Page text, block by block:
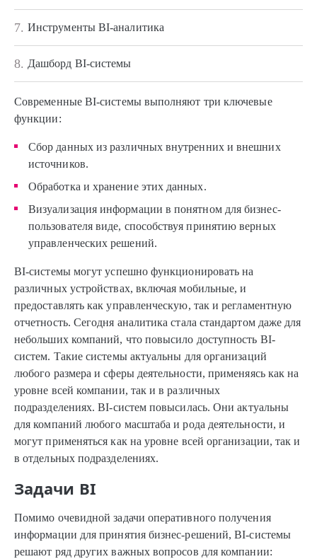
7. Инструменты BI-аналитика
8. Дашборд BI-системы
Современные BI-системы выполняют три ключевые
функции:
Сбор данных из различных внутренних и внешних
источников.
Обработка и хранение этих данных.
Визуализация информации в понятном для бизнес-
пользователя виде, способствуя принятию верных
управленческих решений.
BI-системы могут успешно функционировать на
различных устройствах, включая мобильные, и
предоставлять как управленческую, так и регламентную
отчетность. Сегодня аналитика стала стандартом даже для
небольших компаний, что повысило доступность BI-
систем. Такие системы актуальны для организаций
любого размера и сферы деятельности, применяясь как на
уровне всей компании, так и в различных
подразделениях. BI-систем повысилась. Они актуальны
для компаний любого масштаба и рода деятельности, и
могут применяться как на уровне всей организации, так и
в отдельных подразделениях.
Задачи BI
Помимо очевидной задачи оперативного получения
информации для принятия бизнес-решений, BI-системы
решают ряд других важных вопросов для компании: